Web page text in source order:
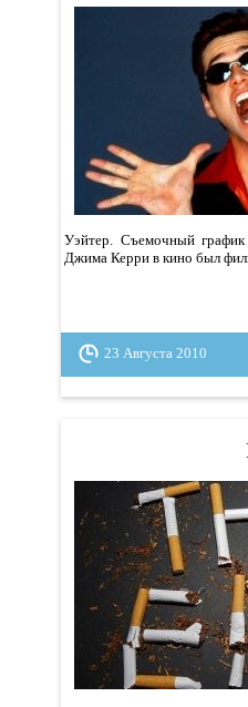
Уэйтер. Съемочный
Джима Керри в кино был
23 Августа 2010